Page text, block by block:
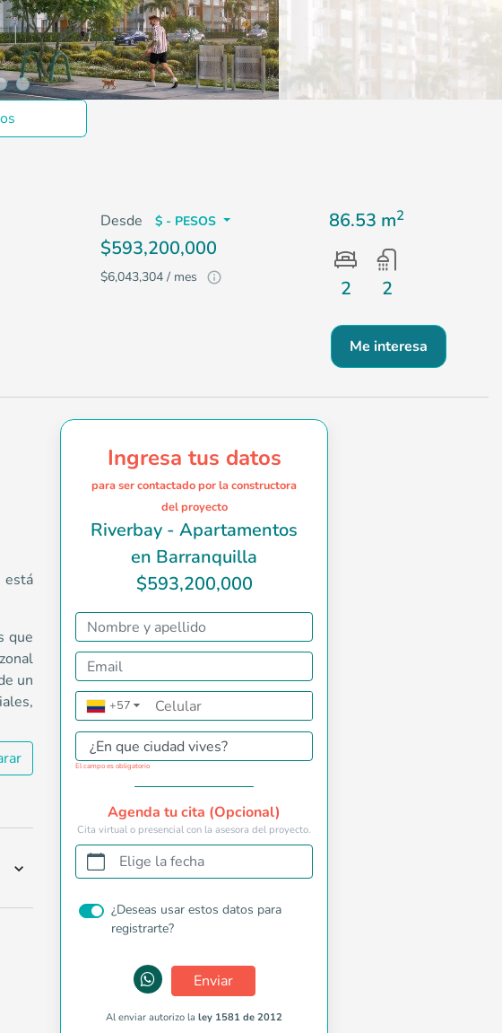
para aquellos que buscan un estilo de vida exclusivo, moderno y
Desde $ - PESOS
$593,200,000
$6,043,304 / mes
86.53 m2
2 2
Me interesa
que
un
Ingresa tus datos
para ser contactado por la constructora
del proyecto
Riverbay - Apartamentos
en Barranquilla
$593,200,000
+57 ▼
¿En que ciudad vives?
El campo es obligatorio
Agenda tu cita (Opcional)
Cita virtual o presencial con la asesora del proyecto.
Elige la fecha
¿Deseas usar estos datos para
registrarte?
Enviar
Al enviar autorizo la ley 1581 de 2012